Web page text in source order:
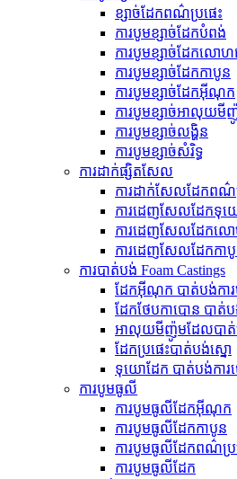
ខ្សាច់ដែកពណ៌ប្រផេះ
ការបូមខ្សាច់ដែកបំពង់
ការ​បូម​ខ្សាច់​ដែក​លោហ
ការបូមខ្សាច់ដែកកាបូន
ការបូមខ្សាច់ដែកអ៊ីណុក
ការបូមខ្សាច់អាលុយមី
ការបូមខ្សាច់លង្ហិន
ការបូមខ្សាច់សំរិទ្ធ
ការដាក់ផ្សិតសែល
ការដាក់សែលដែកពណ៌
ការ​ដេញ​សែល​ដែក​ទុ
ការ​ដេញ​សែល​ដែក​ល
ការដេញសែលដែកកា
ការបាត់បង់ Foam Castings
ដែកអ៊ីណុក បាត់បង់ការ
ដែកថែបកាបោន បាត់ប
អាលុយមីញ៉ូមដែលបាត់ប
ដែក​ប្រផេះ​បាត់​បង់​ស្នោ
ទុយោដែក បាត់បង់កា
ការបូមធូលី
ការបូមធូលីដែកអ៊ីណុក
ការបូមធូលីដែកកាបូន
ការបូមធូលីដែកពណ៌ប្រ
ការបូមធូលីដែក